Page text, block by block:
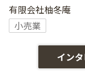
有限会社柚冬庵
小売業
イン